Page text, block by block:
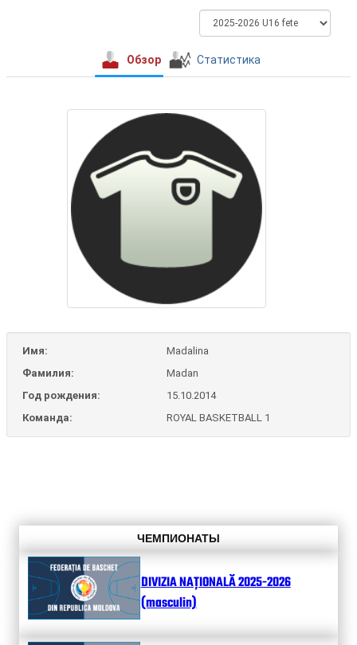
Обзор Статистика
Имя:
Madalina
Фамилия:
Madan
Год рождения:
15.10.2014
Команда:
ROYAL BASKETBALL 1
ЧЕМПИОНАТЫ
DIVIZIA NAȚIONALĂ 2025-2026
(masculin)